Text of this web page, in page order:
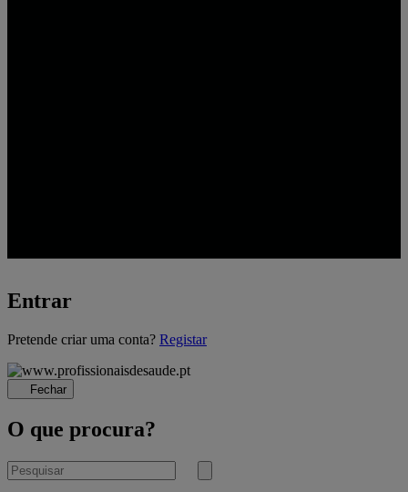
Entrar
A
Pretende criar uma conta? Registar
Fechar
O que procura?
Pesquisar
por
Submeter